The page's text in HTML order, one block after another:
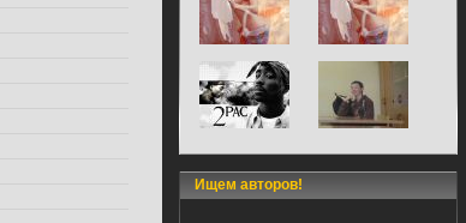
Ищем авторов!